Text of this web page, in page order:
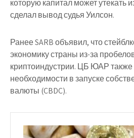
которую капитал может утекать
сделал вывод судья Уилсон.
Ранее SARB объявил, что
экономику страны из-за
криптоиндустрии. ЦБ ЮАР также
необходимости в запуске
валюты (CBDC).